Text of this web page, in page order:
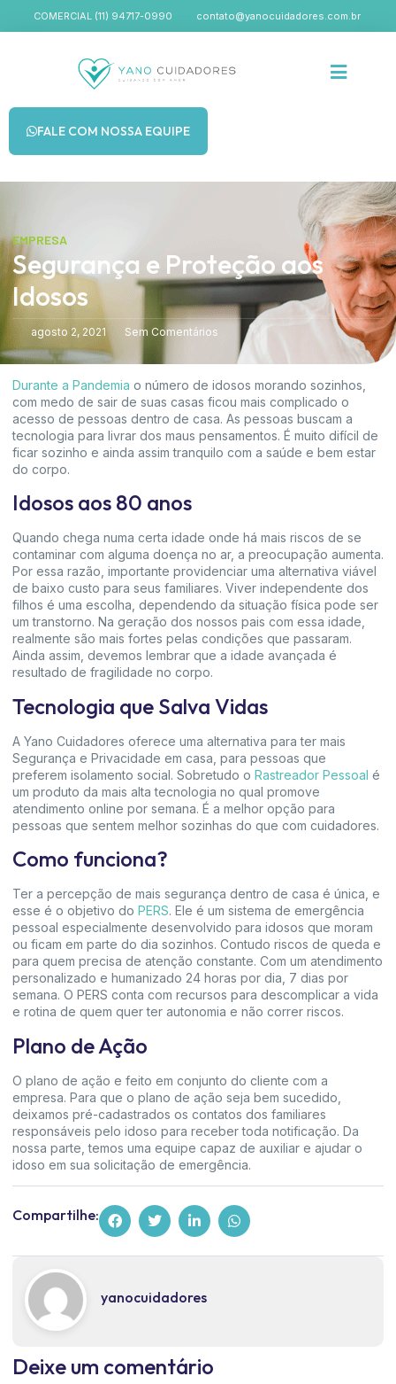
COMERCIAL (11) 94717-0990 contato@yanocuidadores.com.br
FALE COM NOSSA EQUIPE
EMPRESA
Segurança e Proteção aos
Idosos
agosto 2, 2021 Sem Comentários
Durante a Pandemia o número de idosos morando sozinhos,
com medo de sair de suas casas ficou mais complicado o
acesso de pessoas dentro de casa. As pessoas buscam a
tecnologia para livrar dos maus pensamentos. É muito difícil de
ficar sozinho e ainda assim tranquilo com a saúde e bem estar
do corpo.
Idosos aos 80 anos
Quando chega numa certa idade onde há mais riscos de se
contaminar com alguma doença no ar, a preocupação aumenta.
Por essa razão, importante providenciar uma alternativa viável
de baixo custo para seus familiares. Viver independente dos
filhos é uma escolha, dependendo da situação física pode ser
um transtorno. Na geração dos nossos pais com essa idade,
realmente são mais fortes pelas condições que passaram.
Ainda assim, devemos lembrar que a idade avançada é
resultado de fragilidade no corpo.
Tecnologia que Salva Vidas
A Yano Cuidadores oferece uma alternativa para ter mais
Segurança e Privacidade em casa, para pessoas que
preferem isolamento social. Sobretudo o Rastreador Pessoal é
um produto da mais alta tecnologia no qual promove
atendimento online por semana. É a melhor opção para
pessoas que sentem melhor sozinhas do que com cuidadores.
Como funciona?
Ter a percepção de mais segurança dentro de casa é única, e
esse é o objetivo do PERS. Ele é um sistema de emergência
pessoal especialmente desenvolvido para idosos que moram
ou ficam em parte do dia sozinhos. Contudo riscos de queda e
para quem precisa de atenção constante. Com um atendimento
personalizado e humanizado 24 horas por dia, 7 dias por
semana. O PERS conta com recursos para descomplicar a vida
e rotina de quem quer ter autonomia e não correr riscos.
Plano de Ação
O plano de ação e feito em conjunto do cliente com a
empresa. Para que o plano de ação seja bem sucedido,
deixamos pré-cadastrados os contatos dos familiares
responsáveis pelo idoso para receber toda notificação. Da
nossa parte, temos uma equipe capaz de auxiliar e ajudar o
idoso em sua solicitação de emergência.
Compartilhe:
yanocuidadores
Deixe um comentário